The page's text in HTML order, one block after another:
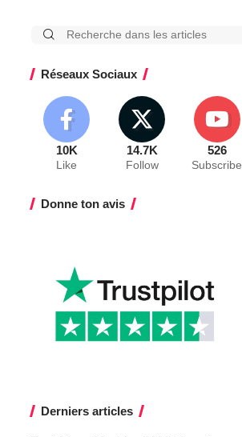
Réseaux Sociaux
10K
Like
14.7K
Follow
526
Subscribe
Donne ton avis
Derniers articles